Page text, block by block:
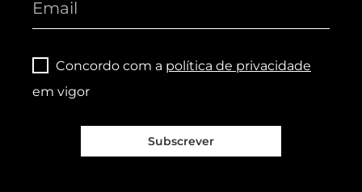
Concordo com a política de privacidade
em vigor
Subscrever